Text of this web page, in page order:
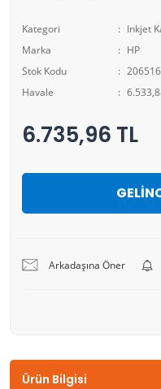
Kategori
Inkjet
Marka
HP
Stok Kodu
Havale
6.735,96 TL
Arkadaşına Öner
Ürün Bilgisi